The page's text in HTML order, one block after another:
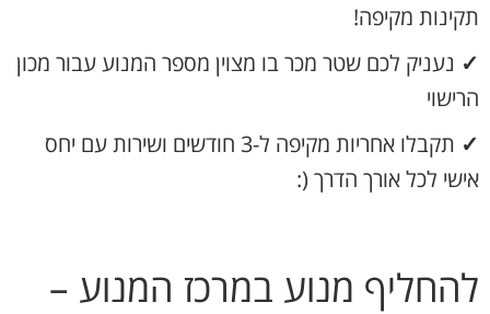
תקינות מקיפה!
✓ נעניק לכם שטר מכר בו מצוין מספר המנוע עבור מכון
הרישוי
✓
תקבלו אחריות מקיפה ל-3 חודשים ושירות עם יחס
אישי לכל אורך הדרך (:
להחליף מנוע במרכז המנוע –